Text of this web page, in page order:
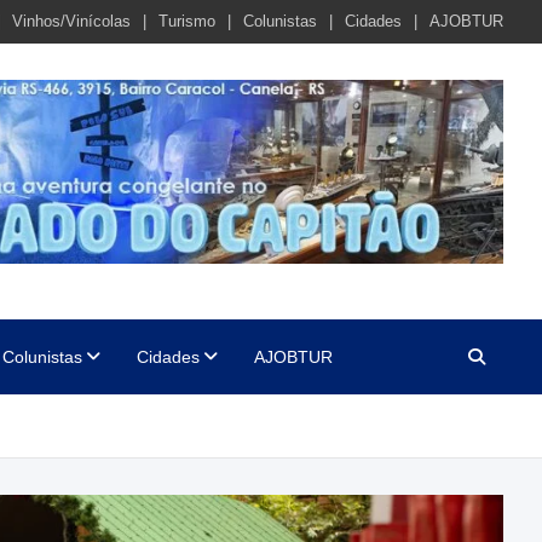
Vinhos/Vinícolas Turismo Colunistas Cidades AJOBTUR
Colunistas Cidades AJOBTUR